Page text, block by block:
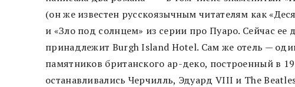
(он же известен русскоязычным читателям как
и «Зло под солнцем» из серии про Пуаро. Сейчас ее
принадлежит Burgh Island Hotel. Сам же отель —
памятников британского ар-деко, построенный в
останавливались Черчилль, Эдуард VIII и The